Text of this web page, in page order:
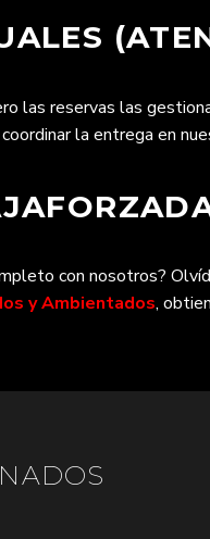
las reservas las
la entrega en
con nosotros?
y Ambientados,